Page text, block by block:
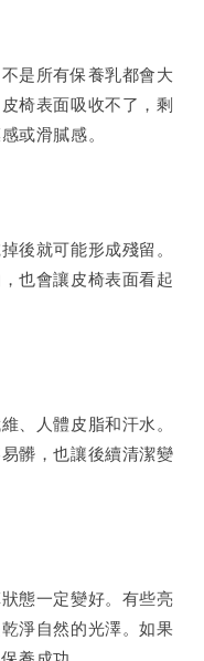
是所有保養乳都會大
椅表面吸收不了，剩
或滑膩感。
後就可能形成殘留。
也會讓皮椅表面看起
、人體皮脂和汗水。
髒，也讓後續清潔變
態一定變好。有些亮
淨自然的光澤。如果